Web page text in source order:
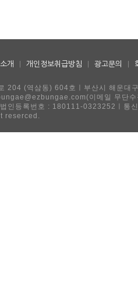
개 개인정보취급방침 광고문의
204 (역삼동) 604호ㅣ부산시 해운
이메일 무단수
인등록번호 : 180111-0323252ㅣ통
reserced.